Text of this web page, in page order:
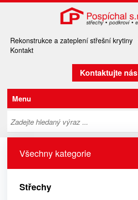
Rekonstrukce a zateplení střešní krytiny
Kontakt
Kontaktujte nás
Menu
Všechny kategorie
Střechy